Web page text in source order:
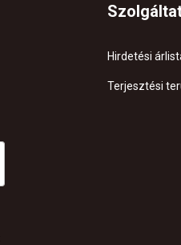
Hirdetési
Terjesztési